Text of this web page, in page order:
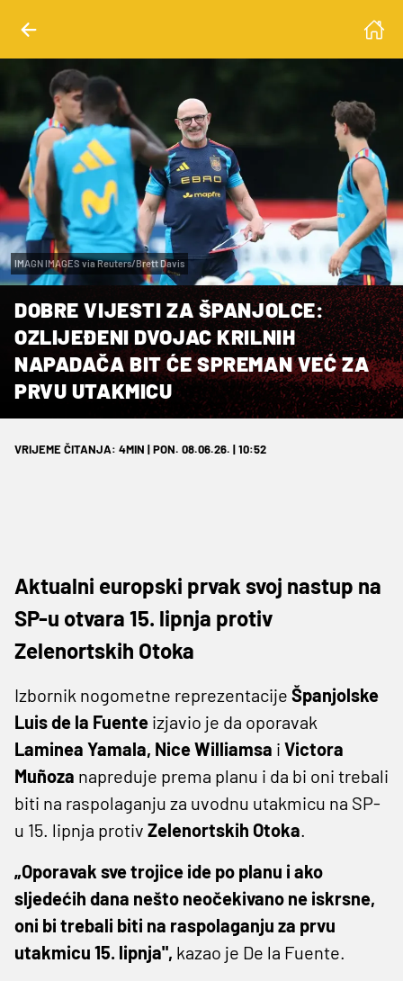
IMAGN IMAGES via Reuters/Brett Davis
DOBRE VIJESTI ZA ŠPANJOLCE:
OZLIJEĐENI DVOJAC KRILNIH
NAPADAČA BIT ĆE SPREMAN VEĆ ZA
PRVU UTAKMICU
VRIJEME ČITANJA: 4MIN | PON. 08.06.26. | 10:52
Aktualni europski prvak svoj nastup na
SP-u otvara 15. lipnja protiv
Zelenortskih Otoka
Izbornik nogometne reprezentacije Španjolske
Luis ​de la Fuente izjavio je da oporavak
Laminea Yamala, Nice Williamsa i Victora
Muñoza napreduje prema planu i da bi oni trebali
biti na raspolaganju za uvodnu utakmicu na SP-
u 15. lipnja protiv Zelenortskih Otoka.
„Oporavak sve trojice ide po planu i ako
sljedećih dana nešto neočekivano ne iskrsne,
oni bi trebali biti na raspolaganju za prvu
utakmicu 15. lipnja", kazao je ​De la Fuente.